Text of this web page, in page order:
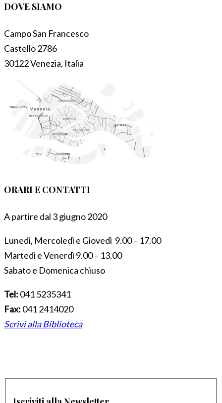
DOVE SIAMO
Campo San Francesco
Castello 2786
30122 Venezia, Italia
ORARI E CONTATTI
A partire dal 3 giugno 2020
Lunedì, Mercoledì e Giovedì 9.00 – 17.00
Martedì e Venerdì 9.00 – 13.00
Sabato e Domenica chiuso
Tel: 041 5235341
Fax: 041 2414020
Scrivi alla Biblioteca